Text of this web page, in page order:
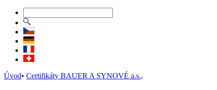
Úvod• Certifikáty BAUER A SYNOVÉ a.s.,